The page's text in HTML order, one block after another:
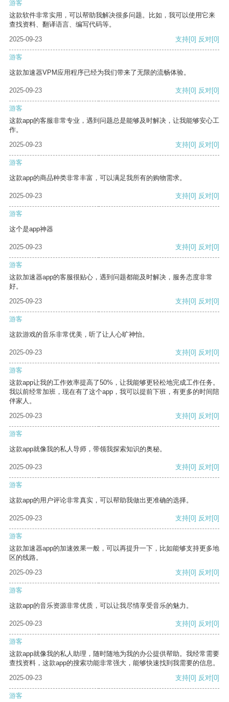
游客
这款软件非常实用，可以帮助我解决很多问题。比如，我可以使用它来
查找资料、翻译语言、编写代码等。
2025-09-23
支持[0] 反对[0]
游客
这款加速器VPM应用程序已经为我们带来了无限的流畅体验。
2025-09-23 支持[0] 反对[0]
游客
这款app的客服非常专业，遇到问题总是能够及时解决，让我能够安心工
作。
2025-09-23
支持[0] 反对[0]
游客
这款app的商品种类非常丰富，可以满足我所有的购物需求。
2025-09-23 支持[0] 反对[0]
游客
这个是app神器
2025-09-23 支持[0] 反对[0]
游客
这款加速器app的客服很贴心，遇到问题都能及时解决，服务态度非常
好。
2025-09-23
支持[0] 反对[0]
游客
这款游戏的音乐非常优美，听了让人心旷神怡。
2025-09-23 支持[0] 反对[0]
游客
这款app让我的工作效率提高了50%，让我能够更轻松地完成工作任务。
我以前经常加班，现在有了这个app，我可以提前下班，有更多的时间陪
伴家人。
2025-09-23
支持[0] 反对[0]
游客
这款app就像我的私人导师，带领我探索知识的奥秘。
2025-09-23 支持[0] 反对[0]
游客
这款app的用户评论非常真实，可以帮助我做出更准确的选择。
2025-09-23 支持[0] 反对[0]
游客
这款加速器app的加速效果一般，可以再提升一下，比如能够支持更多地
区的线路。
2025-09-23
支持[0] 反对[0]
游客
这款app的音乐资源非常优质，可以让我尽情享受音乐的魅力。
2025-09-23 支持[0] 反对[0]
游客
这款app就像我的私人助理，随时随地为我的办公提供帮助。我经常需要
查找资料，这款app的搜索功能非常强大，能够快速找到我需要的信息。
2025-09-23
支持[0] 反对[0]
游客